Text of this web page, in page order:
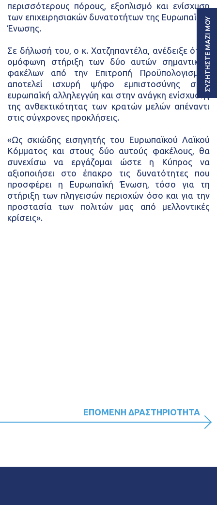
ΣΥΖΗΤΗΣΤΕ ΜΑΖΙ ΜΟΥ
περισσότερους πόρους, εξοπλισμό και ενίσχυση
των επιχειρησιακών δυνατοτήτων της Ευρωπαϊκής
Ένωσης.
Σε δήλωσή του, ο κ. Χατζηπαντέλα, ανέδειξε ότι η
ομόφωνη στήριξη των δύο αυτών σημαντικών
φακέλων από την Επιτροπή Προϋπολογισμών
αποτελεί ισχυρή ψήφο εμπιστοσύνης στην
ευρωπαϊκή αλληλεγγύη και στην ανάγκη ενίσχυσης
της ανθεκτικότητας των κρατών μελών απέναντι
στις σύγχρονες προκλήσεις.
«Ως σκιώδης εισηγητής του Ευρωπαϊκού Λαϊκού
Κόμματος και στους δύο αυτούς φακέλους, θα
συνεχίσω να εργάζομαι ώστε η Κύπρος να
αξιοποιήσει στο έπακρο τις δυνατότητες που
προσφέρει η Ευρωπαϊκή Ένωση, τόσο για τη
στήριξη των πληγεισών περιοχών όσο και για την
προστασία των πολιτών μας από μελλοντικές
κρίσεις».
ΕΠΟΜΕΝΗ ΔΡΑΣΤΗΡΙΟΤΗΤΑ